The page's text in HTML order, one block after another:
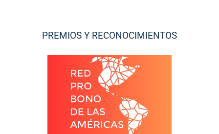
PREMIOS Y RECONOCIMIENTOS